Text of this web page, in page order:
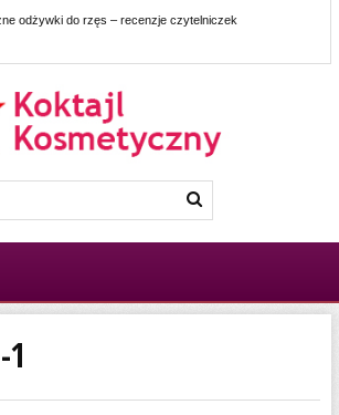
odżywki do rzęs – recenzje czytelniczek
1